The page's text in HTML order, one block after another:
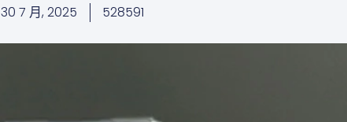
30 7 月, 2025 528591